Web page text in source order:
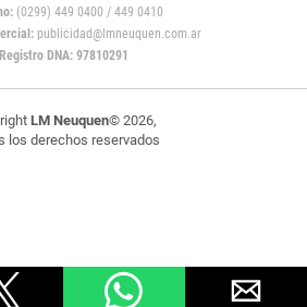
(0299) 449 0400 / 449 0410
publicidad@lmneuquen.com.ar
Registro DNA: 97810291
LM Neuquen© 2026,
los derechos reservados